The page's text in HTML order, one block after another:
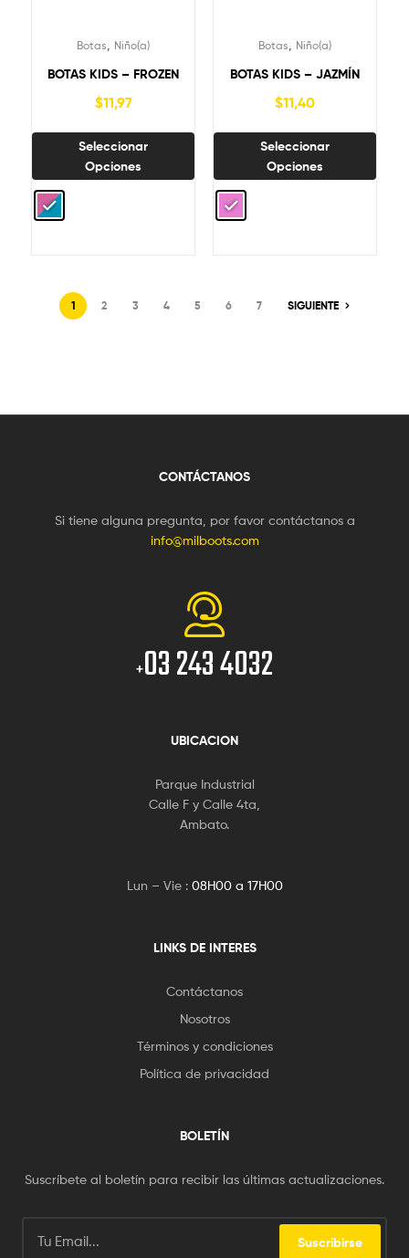
Botas Niño(a)
BOTAS KIDS – FROZEN
$11,97
Seleccionar
Opciones
Botas Niño(a)
BOTAS KIDS – JAZMÍN
$11,40
Seleccionar
Opciones
1 2 3 4 5 6 7 SIGUIENTE
CONTÁCTANOS
Si tiene alguna pregunta, por favor contáctanos a
info@milboots.com
+03 243 4032
UBICACION
Parque Industrial
Calle F y Calle 4ta,
Ambato.
Lun – Vie : 08H00 a 17H00
LINKS DE INTERES
Contáctanos
Nosotros
Términos y condiciones
Política de privacidad
BOLETÍN
Suscríbete al boletín para recibir las últimas actualizaciones.
Suscribirse